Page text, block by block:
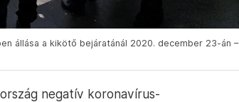
állása a kikötő bejáratánál 2020. december 23-án –
negatív koronavírus-